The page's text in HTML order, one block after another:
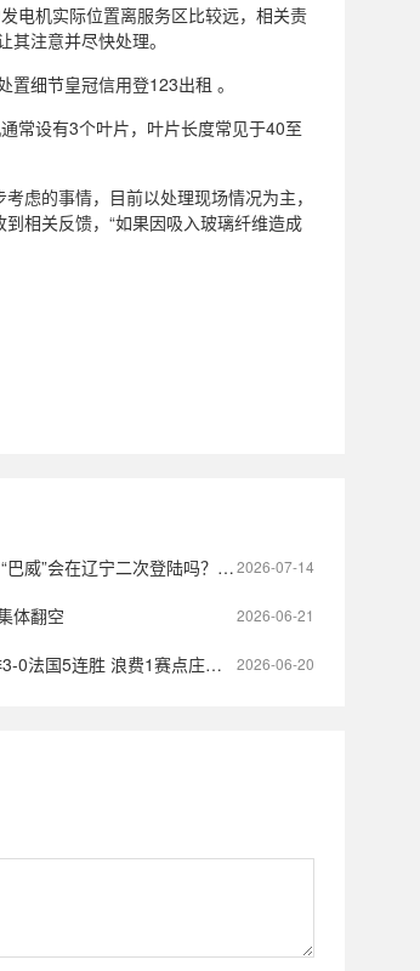
电机实际位置离服务区比较远，相关责
注意并尽快处理。
细节皇冠信用登123出租 。
常设有3个叶片，叶片长度常见于40至
虑的事情，目前以处理现场情况为主，
相关反馈，“如果因吸入玻璃纤维造成
2026-07-14
次登陆吗？对话中央气象台首席预报员
2026-06-21
体翻空
2026-06-20
5连胜 浪费1赛点庄宇珊轰20分